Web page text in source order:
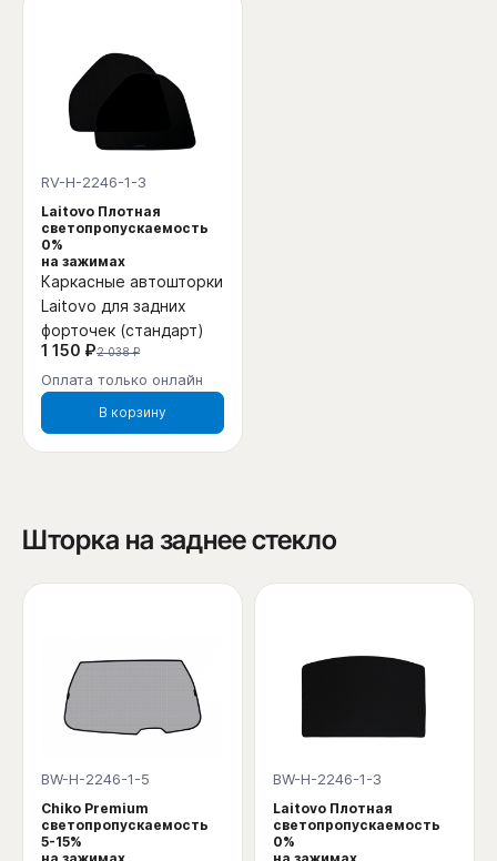
RV-H-2246-1-3
Laitovo Плотная
светопропускаемость
0%
на зажимах
Каркасные автошторки
Laitovo для задних
форточек (стандарт)
1 150 ₽2 038 ₽
Оплата только онлайн
В корзину
Шторка на заднее стекло
BW-H-2246-1-5
Chiko Premium
светопропускаемость
5-15%
BW-H-2246-1-3
Laitovo Плотная
светопропускаемость
0%